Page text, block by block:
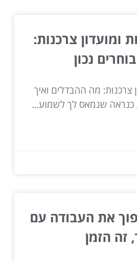
ומועדון צרכנות:
נכון
צרכנות: מה ההבדלים ואיך
כנראה שנמאס לך לשמוע...
את העבודה עם
זה הזמן